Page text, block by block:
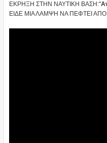
ΕΚΡΗΞΗ ΣΤΗΝ ΝΑΥΤΙΚΗ ΒΑΣΗ:"
ΕΙΔΕ ΜΙΑ ΛΑΜΨΗ ΝΑ ΠΕΦΤΕΙ